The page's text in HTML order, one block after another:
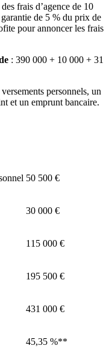
frais d’agence de 10
de 5 % du prix de
pour annoncer les frais
: 390 000 + 10 000 + 31
personnels, un
et un emprunt bancaire.
50 500 €
30 000 €
115 000 €
195 500 €
431 000 €
45,35 %**